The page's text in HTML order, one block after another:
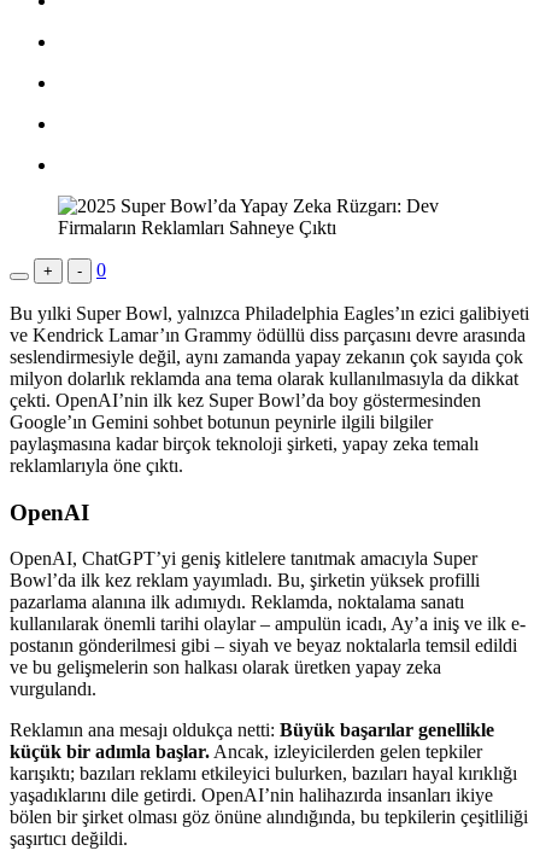
+ - 0
Bu yılki Super Bowl, yalnızca Philadelphia Eagles’ın ezici galibiyeti
ve Kendrick Lamar’ın Grammy ödüllü diss parçasını devre arasında
seslendirmesiyle değil, aynı zamanda yapay zekanın çok sayıda çok
milyon dolarlık reklamda ana tema olarak kullanılmasıyla da dikkat
çekti. OpenAI’nin ilk kez Super Bowl’da boy göstermesinden
Google’ın Gemini sohbet botunun peynirle ilgili bilgiler
paylaşmasına kadar birçok teknoloji şirketi, yapay zeka temalı
reklamlarıyla öne çıktı.
OpenAI
OpenAI, ChatGPT’yi geniş kitlelere tanıtmak amacıyla Super
Bowl’da ilk kez reklam yayımladı. Bu, şirketin yüksek profilli
pazarlama alanına ilk adımıydı. Reklamda, noktalama sanatı
kullanılarak önemli tarihi olaylar – ampulün icadı, Ay’a iniş ve ilk e-
postanın gönderilmesi gibi – siyah ve beyaz noktalarla temsil edildi
ve bu gelişmelerin son halkası olarak üretken yapay zeka
vurgulandı.
Reklamın ana mesajı oldukça netti: Büyük başarılar genellikle
küçük bir adımla başlar. Ancak, izleyicilerden gelen tepkiler
karışıktı; bazıları reklamı etkileyici bulurken, bazıları hayal kırıklığı
yaşadıklarını dile getirdi. OpenAI’nin halihazırda insanları ikiye
bölen bir şirket olması göz önüne alındığında, bu tepkilerin çeşitliliği
şaşırtıcı değildi.